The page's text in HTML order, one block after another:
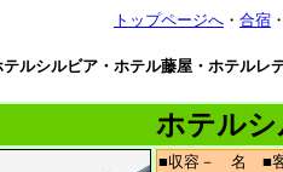
トップページへ ・ 合宿
ルシルビア・ホテル藤屋・ホテル
ホテルシ
■収容－ 名 ■